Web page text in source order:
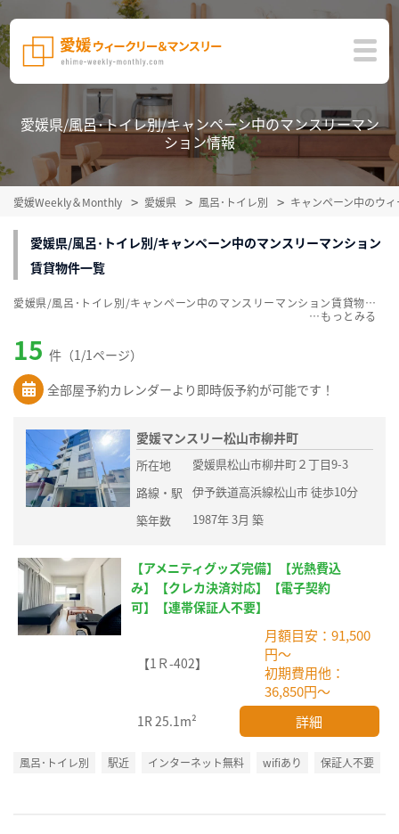
愛媛県/風呂･トイレ別/キャンペーン中のマンスリーマン
ション情報
愛媛Weekly＆Monthly 愛媛県 風呂･トイレ別 キャンペーン中のウ
愛媛県/風呂･トイレ別/キャンペーン中のマンスリーマンション
賃貸物件一覧
15 件（1/1ページ）
全部屋予約カレンダーより即時仮予約が可能です！
愛媛マンスリー松山市柳井町
所在地
愛媛県松山市柳井町２丁目9-3
路線・駅
伊予鉄道高浜線松山市 徒歩10分
築年数
1987年 3月 築
【アメニティグッズ完備】【光熱費込
み】【クレカ決済対応】【電子契約
可】【連帯保証人不要】
【1Ｒ-402】
月額目安：91,500
円～
初期費用他：
36,850円～
1R25.1m² 詳細
風呂･トイレ別 駅近 インターネット無料 wifiあり 保証人不要
愛媛県/風呂･トイレ別/キャンペーン中のマンスリーマンション賃貸物件一覧を、15件掲載中。敷金・礼金無料、家具・家電付をご紹介。こだわり条件での絞込みも簡単！
…